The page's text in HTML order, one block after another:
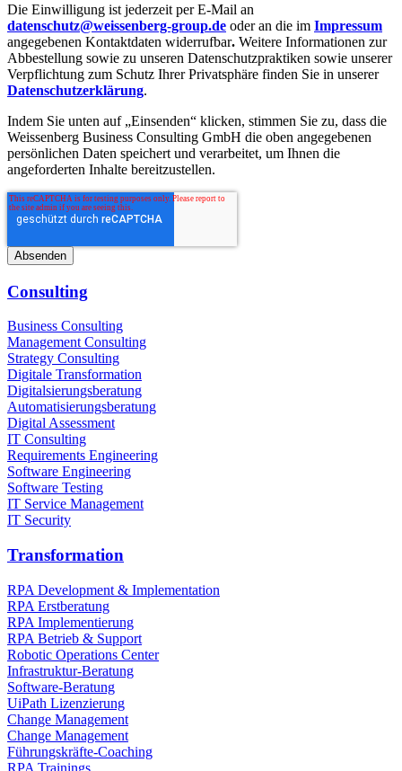
Die Einwilligung ist jederzeit per E-Mail an
datenschutz@weissenberg-group.de oder an die im Impressum
angegebenen Kontaktdaten widerrufbar. Weitere Informationen zur
Abbestellung sowie zu unseren Datenschutzpraktiken sowie unserer
Verpflichtung zum Schutz Ihrer Privatsphäre finden Sie in unserer
Datenschutzerklärung.
Indem Sie unten auf „Einsenden“ klicken, stimmen Sie zu, dass die
Weissenberg Business Consulting GmbH die oben angegebenen
persönlichen Daten speichert und verarbeitet, um Ihnen die
angeforderten Inhalte bereitzustellen.
Consulting
Business Consulting
Management Consulting
Strategy Consulting
Digitale Transformation
Digitalsierungsberatung
Automatisierungsberatung
Digital Assessment
IT Consulting
Requirements Engineering
Software Engineering
Software Testing
IT Service Management
IT Security
Transformation
RPA Development & Implementation
RPA Erstberatung
RPA Implementierung
RPA Betrieb & Support
Robotic Operations Center
Infrastruktur­-Beratung
Software-Beratung
UiPath Lizenzierung
Change Management
Change Management
Führungskräfte-Coaching
RPA Trainings